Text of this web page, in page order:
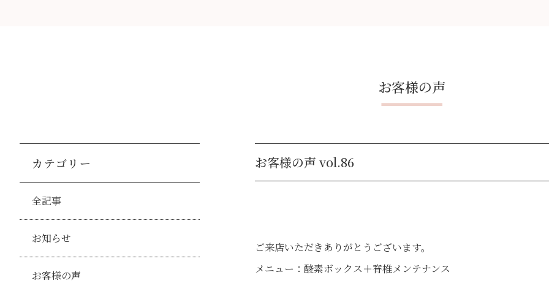
お客様の声
カテゴリー
全記事
お知らせ
お客様の声
お客様の声 vol.86
ご来店いただきありがとうございます。
メニュー：酸素ボックス＋脊椎メンテナンス